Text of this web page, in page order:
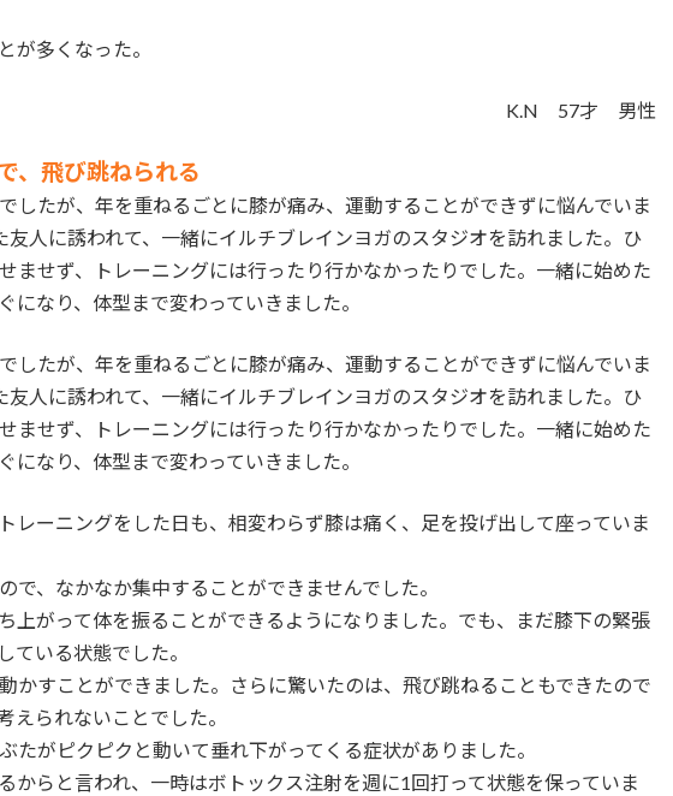
が多くなった。
K.N 57才 男性
、飛び跳ねられる
したが、年を重ねるごとに膝が痛み、運動することができずに悩んでいま
友人に誘われて、一緒にイルチブレインヨガのスタジオを訪れました。ひ
ませず、トレーニングには行ったり行かなかったりでした。一緒に始めた
になり、体型まで変わっていきました。
したが、年を重ねるごとに膝が痛み、運動することができずに悩んでいま
友人に誘われて、一緒にイルチブレインヨガのスタジオを訪れました。ひ
ませず、トレーニングには行ったり行かなかったりでした。一緒に始めた
になり、体型まで変わっていきました。
レーニングをした日も、相変わらず膝は痛く、足を投げ出して座っていま
で、なかなか集中することができませんでした。
上がって体を振ることができるようになりました。でも、まだ膝下の緊張
ている状態でした。
かすことができました。さらに驚いたのは、飛び跳ねることもできたので
えられないことでした。
たがピクピクと動いて垂れ下がってくる症状がありました。
からと言われ、一時はボトックス注射を週に1回打って状態を保っていま